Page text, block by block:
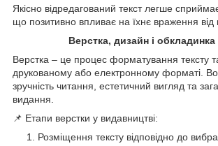
Якісно відредагований текст легше
що позитивно впливає на їхнє враження від
Верстка, дизайн і обкладинка
Верстка – це процес форматування тексту
друкованому або електронному форматі.
зручність читання, естетичний вигляд та
видання.
📌 Етапи верстки у видавництві:
Розміщення тексту відповідно до